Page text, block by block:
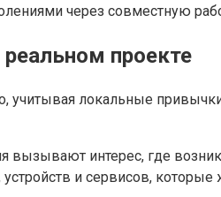
через совместную
проекте
учитывая локальные
вызывают интерес, где
и сервисов,